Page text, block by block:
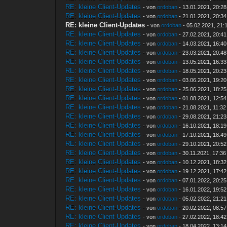
RE: kleine Client-Updates - vonordoban - 13.01.2021, 20:28
RE: kleine Client-Updates - vonordoban - 21.01.2021, 20:34
RE: kleine Client-Updates - vonordoban - 05.02.2021,
RE: kleine Client-Updates - vonordoban - 27.02.2021, 20:41
RE: kleine Client-Updates - vonordoban - 14.03.2021, 16:40
RE: kleine Client-Updates - vonordoban - 23.03.2021, 20:48
RE: kleine Client-Updates - vonordoban - 13.05.2021, 16:33
RE: kleine Client-Updates - vonordoban - 18.05.2021, 20:23
RE: kleine Client-Updates - vonordoban - 03.06.2021, 19:20
RE: kleine Client-Updates - vonordoban - 25.06.2021, 18:25
RE: kleine Client-Updates - vonordoban - 01.08.2021, 12:54
RE: kleine Client-Updates - vonordoban - 21.08.2021, 11:32
RE: kleine Client-Updates - vonordoban - 29.08.2021, 21:23
RE: kleine Client-Updates - vonordoban - 16.10.2021, 18:19
RE: kleine Client-Updates - vonordoban - 17.10.2021, 18:49
RE: kleine Client-Updates - vonordoban - 29.10.2021, 20:52
RE: kleine Client-Updates - vonordoban - 30.11.2021, 17:36
RE: kleine Client-Updates - vonordoban - 10.12.2021, 18:32
RE: kleine Client-Updates - vonordoban - 19.12.2021, 17:42
RE: kleine Client-Updates - vonordoban - 07.01.2022, 20:25
RE: kleine Client-Updates - vonordoban - 16.01.2022, 19:52
RE: kleine Client-Updates - vonordoban - 05.02.2022, 21:21
RE: kleine Client-Updates - vonordoban - 20.02.2022, 08:57
RE: kleine Client-Updates - vonordoban - 27.02.2022, 18:42